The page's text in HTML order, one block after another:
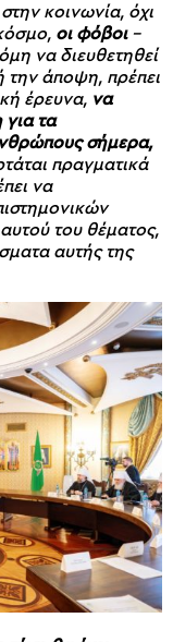
κοινωνία, όχι
οι φόβοι–
να διευθετηθεί
την άποψη, πρέπει
έρευνα, να
τα
σήμερα,
πραγματικά
να
του θέματος,
αυτής της